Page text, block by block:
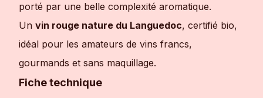
porté par une belle complexité aromatique.
Un vin rouge nature du Languedoc, certifié bio,
idéal pour les amateurs de vins francs,
gourmands et sans maquillage.
Fiche technique